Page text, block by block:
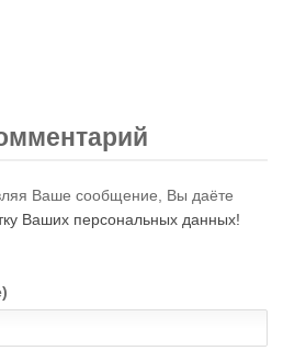
Ваше сообщение, Вы даёте
Ваших персональных данных!